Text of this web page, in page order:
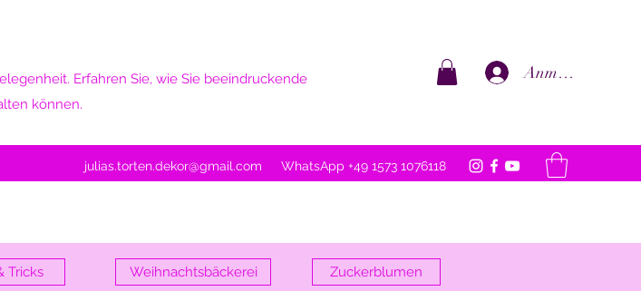
Erfahren Sie, wie Sie beeindruckende
können.
Anmelden
julias.torten.dekor@gmail.com WhatsApp +49 1573 1076118
Tricks Weihnachtsbäckerei Zuckerblumen